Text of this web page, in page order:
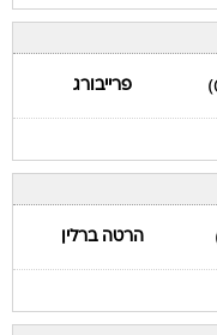
פרייבורג
הרטה ברלין